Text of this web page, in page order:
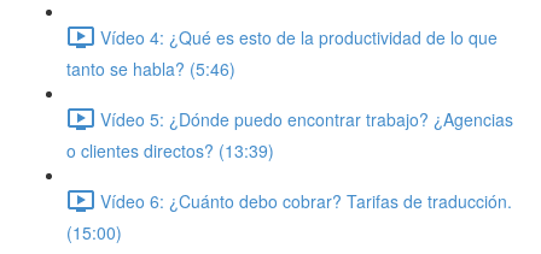
Vídeo 4: ¿Qué es esto de la productividad de lo que
tanto se habla? (5:46)
Vídeo 5: ¿Dónde puedo encontrar trabajo? ¿Agencias
o clientes directos? (13:39)
Vídeo 6: ¿Cuánto debo cobrar? Tarifas de traducción.
(15:00)